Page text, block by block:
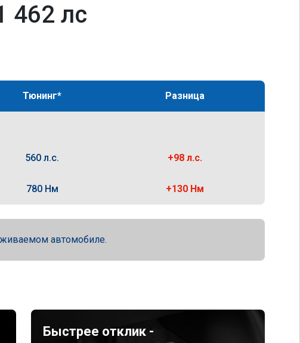
462 лс
Тюнинг* Разница
560 л.с. +98 л.с.
780 Нм +130 Нм
автомобиле.
Быстрее отклик -